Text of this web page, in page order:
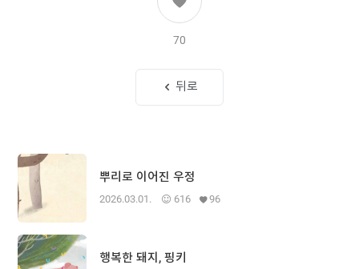
70
뒤로
뿌리로 이어진 우정
2026.03.01. 616 96
행복한 돼지, 핑키